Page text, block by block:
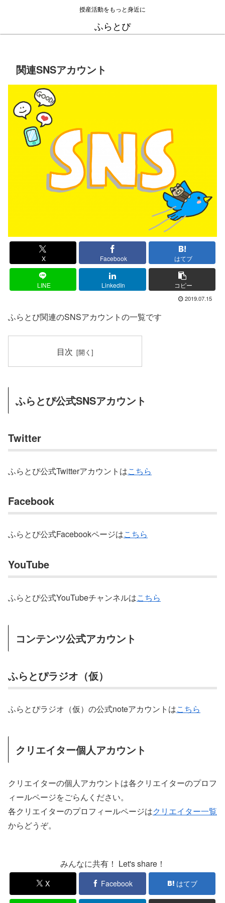
授産活動をもっと身近に
ふらとぴ
関連SNSアカウント
X Facebook はてブ
LINE LinkedIn コピー
2019.07.15
ふらとぴ関連のSNSアカウントの一覧です
目次
ふらとぴ公式SNSアカウント
Twitter
ふらとぴ公式Twitterアカウントはこちら
Facebook
ふらとぴ公式Facebookページはこちら
YouTube
ふらとぴ公式YouTubeチャンネルはこちら
コンテンツ公式アカウント
ふらとぴラジオ（仮）
ふらとぴラジオ（仮）の公式noteアカウントはこちら
クリエイター個人アカウント
クリエイターの個人アカウントは各クリエイターのプロフ
ィールページをごらんください。
各クリエイターのプロフィールページはクリエイター一覧
からどうぞ。
みんなに共有！ Let's share！
X Facebook はてブ